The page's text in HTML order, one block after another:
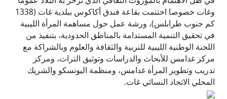
وغات خصوصا اختتمت بقاعة فندق أكاكوس ببلدية غات (1338
كم جنوب طرابلس)، ورشة عمل حول مساهمة المرأة الليبية
في تحقيق التنمية المستدامة بالمناطق الحدودية، بتنفيذ من
اللجنة الوطنية الليبية للتربية والثقافة والعلوم وبالشراكة مع
مركز غدامس للأبحاث والدراسات وتوثيق التراث، ومركز
تدريب وتطوير المرأة غدامس، ومنظمة اليونسكو والشريك
المحلي الاتحاد النسائي غات.